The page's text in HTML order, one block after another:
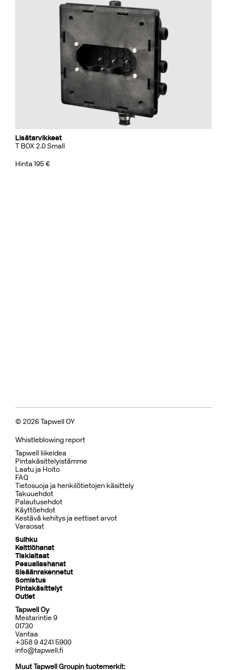
Lisätarvikkeet
T BOX 2.0 Small
Hinta 195 €
© 2026 Tapwell OY
Whistleblowing report
Tapwell liikeidea
Pintakäsittelyistämme
Laatu ja Hoito
FAQ
Tietosuoja ja henkilötietojen käsittely
Takuuehdot
Palautusehdot
Käyttöehdot
Kestävä kehitys ja eettiset arvot
Varaosat
Suihku
Keittiöhanat
Tiskialtaat
Pesuallashanat
Sisäänrakennetut
Somistus
Pintakäsittelyt
Outlet
Tapwell Oy
Mestarintie 9
01730
Vantaa
+358 9 4241 5900
info@tapwell.fi
Muut Tapwell Groupin tuotemerkit: